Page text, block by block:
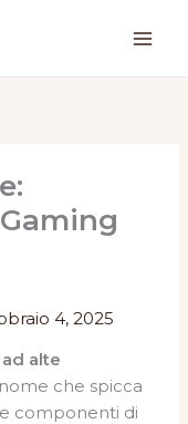
4, 2025
alte
che spicca
componenti di